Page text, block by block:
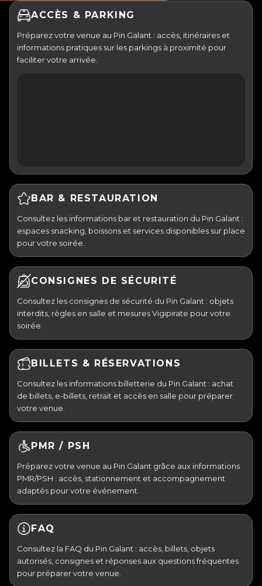
ACCÈS & PARKING
Préparez votre venue au Pin Galant : accès, itinéraires et
informations pratiques sur les parkings à proximité pour
faciliter votre arrivée.
BAR & RESTAURATION
Consultez les informations bar et restauration du Pin Galant :
espaces snacking, boissons et services disponibles sur place
pour votre soirée.
CONSIGNES DE SÉCURITÉ
Consultez les consignes de sécurité du Pin Galant : objets
interdits, règles en salle et mesures Vigipirate pour votre
soirée.
BILLETS & RÉSERVATIONS
Consultez les informations billetterie du Pin Galant : achat
de billets, e-billets, retrait et accès en salle pour préparer
votre venue.
PMR / PSH
Préparez votre venue au Pin Galant grâce aux informations
PMR/PSH : accès, stationnement et accompagnement
adaptés pour votre événement.
FAQ
Consultez la FAQ du Pin Galant : accès, billets, objets
autorisés, consignes et réponses aux questions fréquentes
pour préparer votre venue.